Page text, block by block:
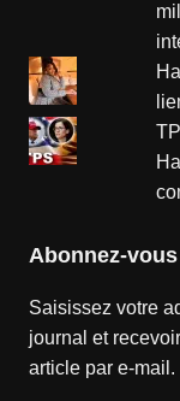
Abonnez-
Saisissez votre
journal et
article par e-mail.